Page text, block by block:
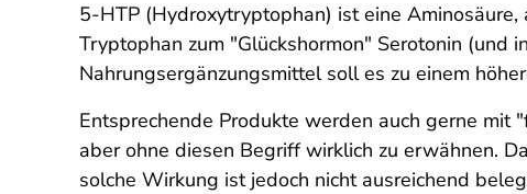
5-HTP (Hydroxytryptophan) ist eine
Tryptophan zum "Glückshormon" Serotonin (und
Nahrungsergänzungsmittel soll es zu einem
Entsprechende Produkte werden auch gerne
aber ohne diesen Begriff wirklich zu erwähnen.
solche Wirkung ist jedoch nicht ausreichend